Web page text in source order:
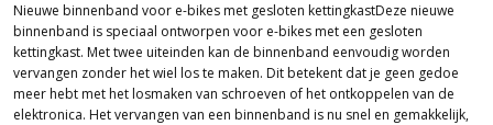
Nieuwe binnenband voor e-bikes met gesloten kettingkastDeze nieuwe
binnenband is speciaal ontworpen voor e-bikes met een gesloten
kettingkast. Met twee uiteinden kan de binnenband eenvoudig worden
vervangen zonder het wiel los te maken. Dit betekent dat je geen gedoe
meer hebt met het losmaken van schroeven of het ontkoppelen van de
elektronica. Het vervangen van een binnenband is nu snel en gemakkelijk,